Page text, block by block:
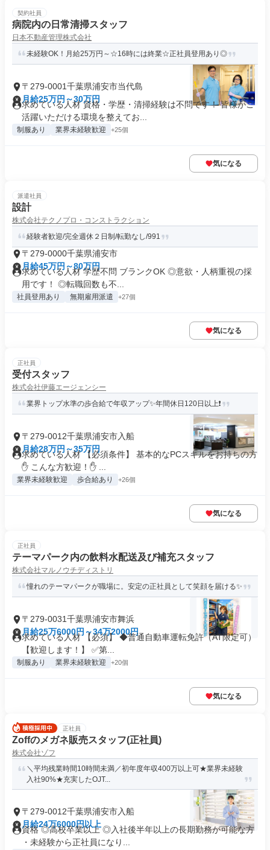
契約社員
病院内の日常清掃スタッフ
日本不動産管理株式会社
未経験OK！月給25万円～☆16時には終業☆正社員登用あり◎
〒279-0001千葉県浦安市当代島
月給25万円～30万円
求めている人材 資格・学歴・清掃経験は不問です！ 皆様がご
活躍いただける環境を整えてお...
制服あり 業界未経験歓迎 +25個
気になる
派遣社員
設計
株式会社テクノプロ・コンストラクション
経験者歓迎/完全週休２日制/転勤なし/991
〒279-0000千葉県浦安市
月給45万円～80万円
求めている人材 学歴不問 ブランクOK ◎意欲・人柄重視の採
用です！ ◎転職回数も不...
社員登用あり 無期雇用派遣 +27個
気になる
正社員
受付スタッフ
株式会社伊藤エージェンシー
業界トップ水準の歩合給で年収アップ✨年間休日120日以上❗
〒279-0012千葉県浦安市入船
月給28万円～35万円
求めている人材 【必須条件】 基本的なPCスキルをお持ちの方
✋ こんな方歓迎！✋ ...
業界未経験歓迎 歩合給あり +26個
気になる
正社員
テーマパーク内の飲料水配送及び補充スタッフ
株式会社マルノウチディストリ
憧れのテーマパークが職場に。安定の正社員として笑顔を届ける✨
〒279-0031千葉県浦安市舞浜
月給25万6000円～34万2000円
求めている人材 【必須】 ◆普通自動車運転免許（AT限定可）
【歓迎します！】 ✅第...
制服あり 業界未経験歓迎 +20個
気になる
正社員
Zoffのメガネ販売スタッフ(正社員)
株式会社ゾフ
＼平均残業時間10時間未満／初年度年収400万以上可★業界未経験
入社90%★充実したOJT...
〒279-0012千葉県浦安市入船
月給24万6000円以上
資格 ◎高校卒業以上 ◎入社後半年以上の長期勤務が可能な方
・未経験から正社員になり...